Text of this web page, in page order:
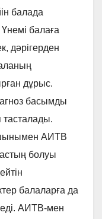
балада
балаға
дәрігерден
дұрыс.
басымды
АИТВ
болуы
балаларға да
АИТВ-мен